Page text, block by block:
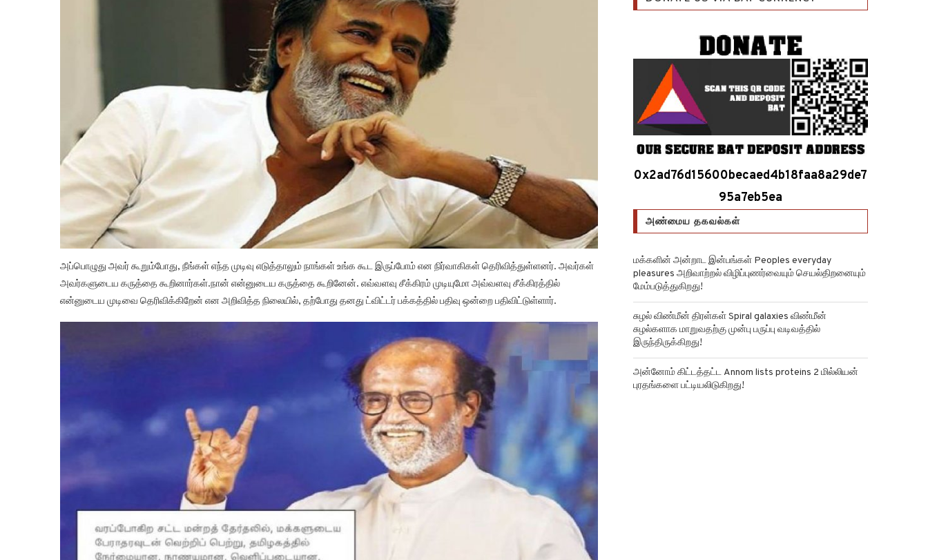
அப்பொழுது அவர் கூறும்போது, நீங்கள் எந்த முடிவு எடுத்தாலும் நாங்கள் உங்க கூட இருப்போம் என நிர்வாகிகள் தெரிவித்துள்ளனர். அவர்கள்
அவர்களுடைய கருத்தை கூறினார்கள்.நான் என்னுடைய கருத்தை கூறினேன். எவ்வளவு சீக்கிரம் முடியுமோ அவ்வளவு சீக்கிரத்தில்
என்னுடைய முடிவை தெரிவிக்கிறேன் என அறிவித்த நிலையில், தற்போது தனது ட்விட்டர் பக்கத்தில் பதிவு ஒன்றை பதிவிட்டுள்ளார்.
0x2ad76d15600becaed4b18faa8a29de7
95a7eb5ea
அண்மைய தகவல்கள்
மக்களின் அன்றாட இன்பங்கள் Peoples everyday
pleasures அறிவாற்றல் விழிப்புணர்வையும் செயல்திறனையும்
மேம்படுத்துகிறது!
சுழல் விண்மீன் திரள்கள் Spiral galaxies விண்மீன்
சுழல்களாக மாறுவதற்கு முன்பு பருப்பு வடிவத்தில்
இருந்திருக்கிறது!
அன்னோம் கிட்டத்தட்ட Annom lists proteins 2 மில்லியன்
புரதங்களை பட்டியலிடுகிறது!